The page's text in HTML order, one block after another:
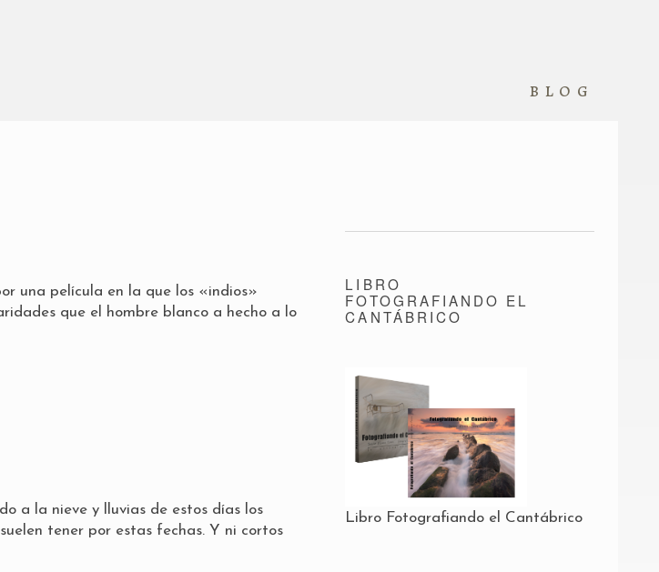
blog
una película en la que los «indios»
que el hombre blanco a hecho a lo
a la nieve y lluvias de estos días los
tener por estas fechas. Y ni cortos
LIBRO
FOTOGRAFIANDO EL
CANTÁBRICO
Libro Fotografiando el Cantábrico